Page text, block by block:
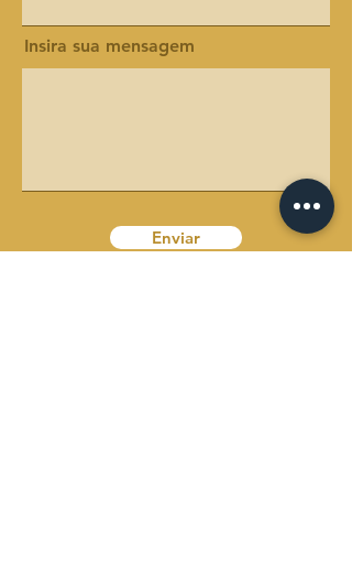
Insira sua mensagem
Enviar